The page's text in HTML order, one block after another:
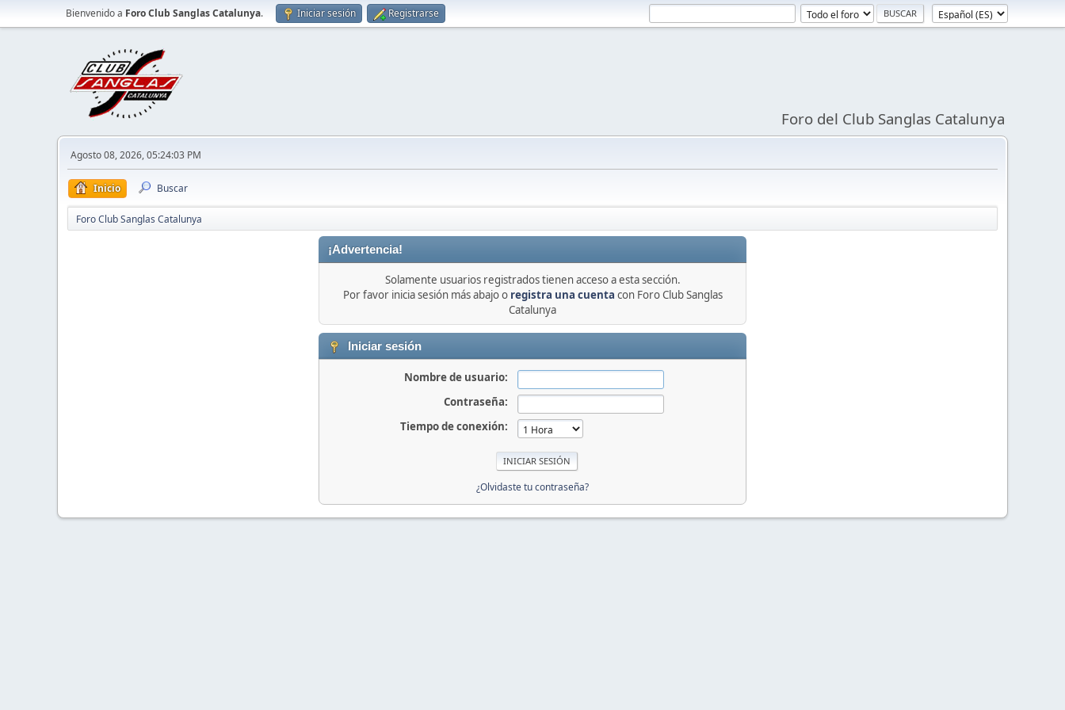
Bienvenido a Foro Club Sanglas Catalunya. Iniciar sesión Registrarse
Foro del Club Sanglas Catalunya
Agosto 08, 2026, 05:24:03 PM
Inicio Buscar
Foro Club Sanglas Catalunya
¡Advertencia!
Solamente usuarios registrados tienen acceso a esta sección.
Por favor inicia sesión más abajo o registra una cuenta con Foro Club Sanglas
Catalunya
Iniciar sesión
Nombre de usuario:
Contraseña:
Tiempo de conexión:
¿Olvidaste tu contraseña?